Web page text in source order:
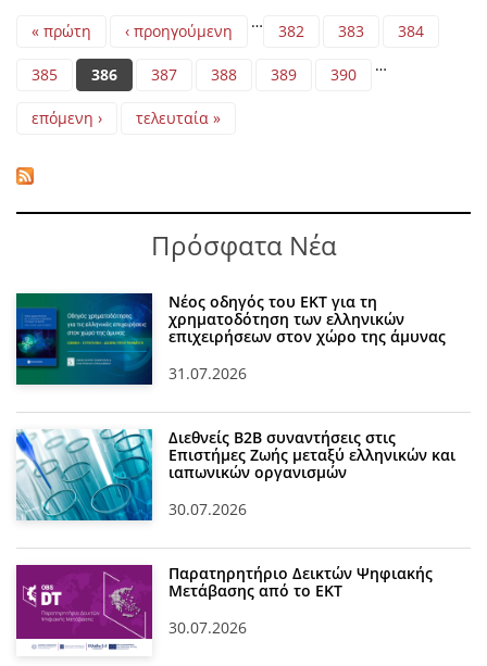
Pages
« πρώτη ‹ προηγούμενη … 382 383 384
385 386 387 388 389 390 …
επόμενη › τελευταία »
Πρόσφατα Νέα
Νέος οδηγός του ΕΚΤ για τη
χρηματοδότηση των ελληνικών
επιχειρήσεων στον χώρο της άμυνας
31.07.2026
Διεθνείς Β2Β συναντήσεις στις
Επιστήμες Ζωής μεταξύ ελληνικών και
ιαπωνικών οργανισμών
30.07.2026
Παρατηρητήριο Δεικτών Ψηφιακής
Μετάβασης από το ΕΚΤ
30.07.2026